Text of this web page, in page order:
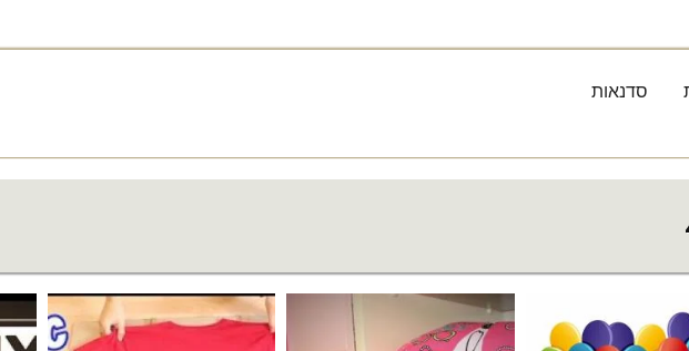
סדנאות